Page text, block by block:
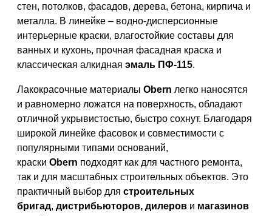
стен, потолков, фасадов, дерева, бетона, кирпича и
металла. В линейке – водно-дисперсионные
интерьерные краски, влагостойкие составы для
ванных и кухонь, прочная фасадная краска и
классическая алкидная эмаль ПФ-115.
Лакокрасочные материалы Obern легко наносятся
и равномерно ложатся на поверхность, обладают
отличной укрывистостью, быстро сохнут. Благодаря
широкой линейке фасовок и совместимости с
популярными типами оснований,
краски Obern подходят как для частного ремонта,
так и для масштабных строительных объектов. Это
практичный выбор для строительных
бригад дистрибьюторов, дилеров и магазинов